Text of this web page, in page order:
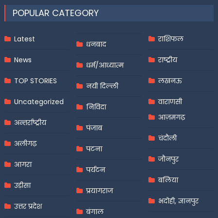
POPULAR CATEGORY
Latest
News
TOP STORIES
Uncategorized
अन्तर्राष्ट्रीय
अलीगढ़
आगरा
उड़ीसा
उत्तर प्रदेश
धनबाद
धर्म/आध्यात्म
नयी दिल्ली
निविदा
पंजाब
पटना
पर्यटन
प्रयागराज
बंगाल
राशिफल
राष्ट्रीय
लखनऊ
वाराणसी
आज़मगढ़
चंदौली
जौनपुर
बलिया
भदोही, ज्ञानपुर